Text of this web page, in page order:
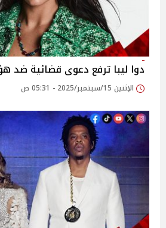
دوا ليبا ترفع دعوى قضائية ضد
الإثنين 15/سبتمبر/2025 - 05:31 ص